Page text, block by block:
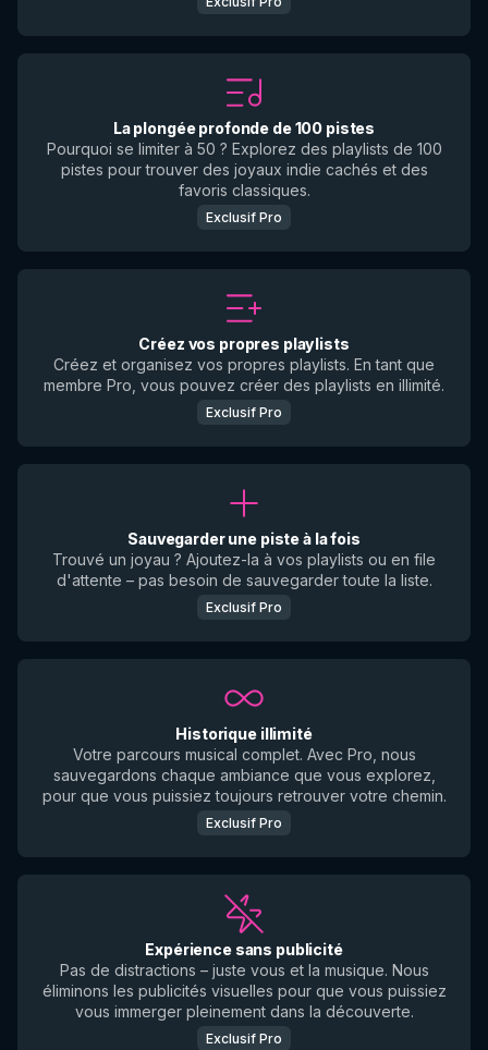
La plongée profonde de 100 pistes
Pourquoi se limiter à 50 ? Explorez des playlists de 100
pistes pour trouver des joyaux indie cachés et des
favoris classiques.
Exclusif Pro
Créez vos propres playlists
Créez et organisez vos propres playlists. En tant que
membre Pro, vous pouvez créer des playlists en illimité.
Exclusif Pro
Sauvegarder une piste à la fois
Trouvé un joyau ? Ajoutez-la à vos playlists ou en file
d'attente – pas besoin de sauvegarder toute la liste.
Exclusif Pro
Historique illimité
Votre parcours musical complet. Avec Pro, nous
sauvegardons chaque ambiance que vous explorez,
pour que vous puissiez toujours retrouver votre chemin.
Exclusif Pro
Expérience sans publicité
Pas de distractions – juste vous et la musique. Nous
éliminons les publicités visuelles pour que vous puissiez
vous immerger pleinement dans la découverte.
Exclusif Pro